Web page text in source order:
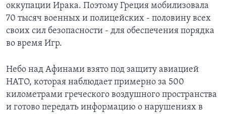
оккупации Ирака. Поэтому Греция мобилизовала
70 тысяч военных и полицейских - половину всех
своих сил безопасности - для обеспечения порядка
во время Игр.
Небо над Афинами взято под защиту авиацией
НАТО, которая наблюдает примерно за 500
километрами греческого воздушного пространства
и готово передать информацию о нарушениях в